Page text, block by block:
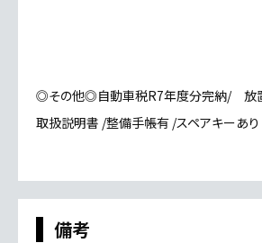
◎その他◎自動車税R7年度分完納/ 放
取扱説明書 /整備手帳有 /スペアキーあり
備考